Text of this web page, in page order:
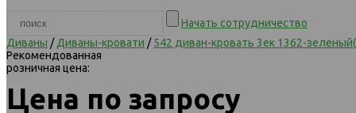
Начать сотрудничество
Диваны /Диваны-кровати /542 диван-кровать 3ек 1362-
Рекомендованная
розничная цена:
Цена по запросу